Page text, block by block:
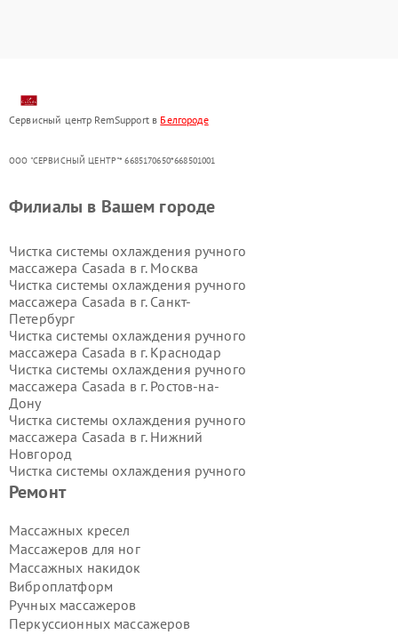
Сервисный центр RemSupport в Белгороде
ООО "СЕРВИСНЫЙ ЦЕНТР"* 6685170650*668501001
Ремонт
Массажных кресел
Массажеров для ног
Массажных накидок
Виброплатформ
Ручных массажеров
Перкуссионных массажеров
Филиалы в Вашем городе
Чистка системы охлаждения ручного
массажера Casada в г. Москва
Чистка системы охлаждения ручного
массажера Casada в г. Санкт-
Петербург
Чистка системы охлаждения ручного
массажера Casada в г. Краснодар
Чистка системы охлаждения ручного
массажера Casada в г. Ростов-на-
Дону
Чистка системы охлаждения ручного
массажера Casada в г. Нижний
Новгород
Чистка системы охлаждения ручного
массажера Casada в г.
Чистка системы охлаждения ручного
Чистка системы охлаждения ручного
массажера Casada в г.
Чистка системы охлаждения ручного
массажера Casada в г.
Чистка системы охлаждения ручного
массажера Casada в г.Волгоград